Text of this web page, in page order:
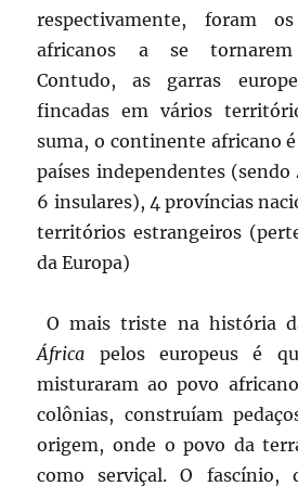
respectivamente, foram
africanos a se tornarem
Contudo, as garras
fincadas em vários
suma, o continente africano
países independentes
6 insulares), 4 províncias
territórios estrangeiros
da Europa)
O mais triste na história
África pelos europeus é
misturaram ao povo
colônias, construíam
origem, onde o povo da
como serviçal.
O fascínio,